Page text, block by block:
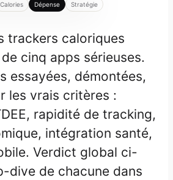
trackers caloriques
cinq apps sérieuses.
essayées, démontées,
les vrais critères :
rapidité de tracking,
intégration santé,
Verdict global ci-
dive de chacune dans
Calories Dépense Stratégie